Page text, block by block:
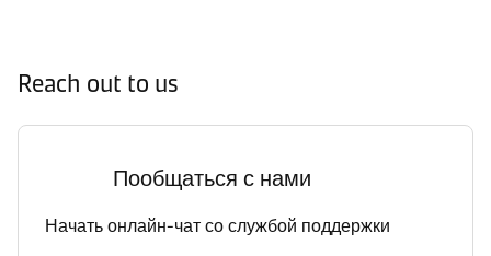
Reach out to us
Пообщаться с нами
Начать онлайн-чат со службой поддержки